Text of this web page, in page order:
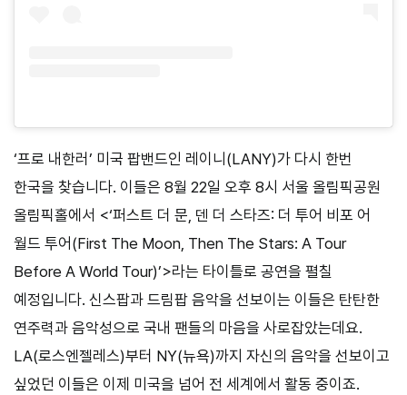
‘프로 내한러’ 미국 팝밴드인 레이니(LANY)가 다시 한번
한국을 찾습니다. 이들은 8월 22일 오후 8시 서울 올림픽공원
올림픽홀에서 <‘퍼스트 더 문, 덴 더 스타즈: 더 투어 비포 어
월드 투어(First The Moon, Then The Stars: A Tour
Before A World Tour)’>라는 타이틀로 공연을 펼칠
예정입니다. 신스팝과 드림팝 음악을 선보이는 이들은 탄탄한
연주력과 음악성으로 국내 팬들의 마음을 사로잡았는데요.
LA(로스엔젤레스)부터 NY(뉴욕)까지 자신의 음악을 선보이고
싶었던 이들은 이제 미국을 넘어 전 세계에서 활동 중이죠.